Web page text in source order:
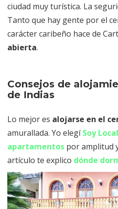
ciudad muy turística. La
Tanto que hay gente por el
carácter caribeño hace de
abierta.
Consejos de
de Indias
Lo mejor es alojarse en el
amurallada. Yo elegíSoy Local
apartamentos por amplitud
artículo te explico dónde